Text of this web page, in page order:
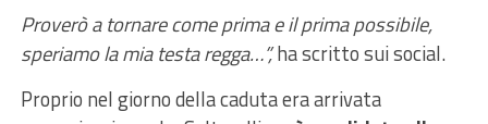
Proverò a tornare come prima e il prima possibile,
speriamo la mia testa regga…”,ha scritto sui social.
Proprio nel giorno della caduta era arrivata